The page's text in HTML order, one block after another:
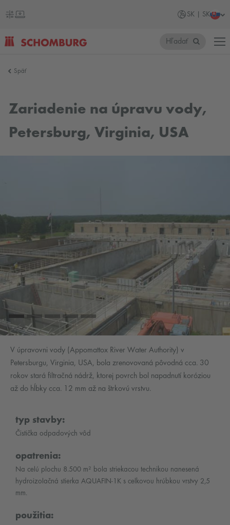
SK | SK
Hľadať
Späť
Zariadenie na úpravu vody,
Petersburg, Virginia, USA
V úpravovni vody (Appomattox River Water Authority) v
Petersburgu, Virginia, USA, bola zrenovovaná pôvodná cca. 30
rokov stará filtračná nádrž, ktorej povrch bol napadnutí koróziou
až do hĺbky cca. 12 mm až na štrkovú vrstvu.
typ stavby:
Čistička odpadových vôd
opatrenia:
Na celú plochu 8.500 m² bola striekacou technikou nanesená
hydroizolačná stierka AQUAFIN-1K s celkovou hrúbkou vrstvy 2,5
mm.
použitia: